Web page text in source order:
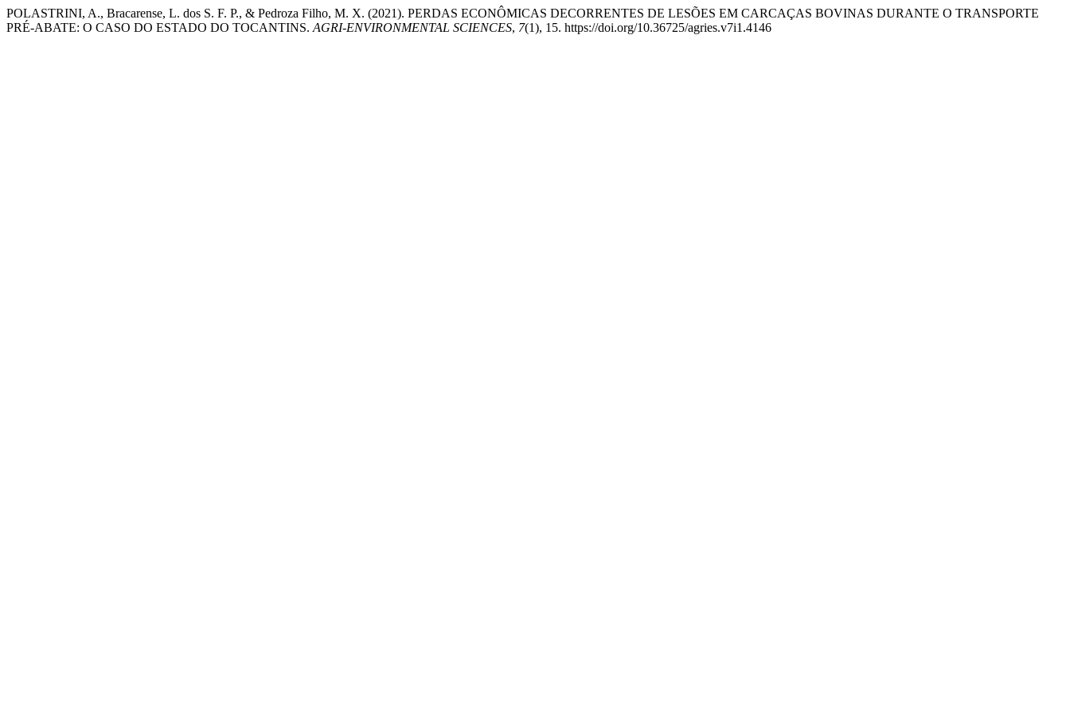
POLASTRINI, A., Bracarense, L. dos S. F. P., & Pedroza Filho, M. X. (2021). PERDAS ECONÔMICAS DECORRENTES DE LESÕES EM CARCAÇAS BOVINAS DURANTE O TRANSPORTE
PRÉ-ABATE: O CASO DO ESTADO DO TOCANTINS. AGRI-ENVIRONMENTAL SCIENCES, 7(1), 15. https://doi.org/10.36725/agries.v7i1.4146